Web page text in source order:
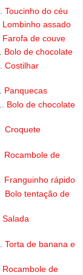
Toucinho do céu
Lombinho assado
Farofa de couve
Bolo de chocolate
Costilhar
Panquecas
Bolo de chocolate
Croquete
Rocambole de
Franguinho rápido
Bolo tentação de
Salada
Torta de banana e
Rocambole de